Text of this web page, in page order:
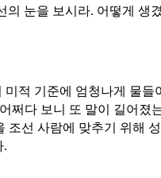
의 눈을 보시라. 어떻게 생
미적 기준에 엄청나게 물들
쩌다 보니 또 말이 길어졌
조선 사람에 맞추기 위해
.